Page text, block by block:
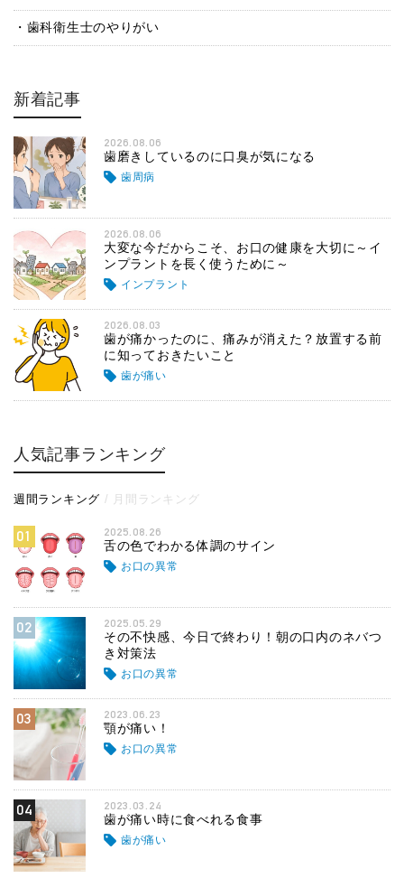
歯科衛生士のやりがい
新着記事
2026.08.06
歯磨きしているのに口臭が気になる
歯周病
2026.08.06
大変な今だからこそ、お口の健康を大切に～イ
ンプラントを長く使うために～
インプラント
2026.08.03
歯が痛かったのに、痛みが消えた？放置する前
に知っておきたいこと
歯が痛い
人気記事ランキング
週間ランキング 月間ランキング
01 2025.08.26
舌の色でわかる体調のサイン
お口の異常
02 2025.05.29
その不快感、今日で終わり！朝の口内のネバつ
き対策法
お口の異常
03 2023.06.23
顎が痛い！
お口の異常
04 2023.03.24
歯が痛い時に食べれる食事
歯が痛い